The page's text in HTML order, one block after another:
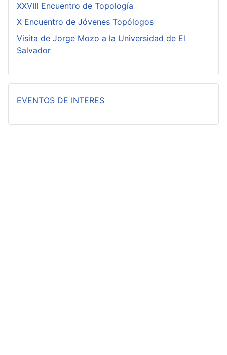
XXVIII Encuentro de Topología
X Encuentro de Jóvenes Topólogos
Visita de Jorge Mozo a la Universidad de El
Salvador
EVENTOS DE INTERES